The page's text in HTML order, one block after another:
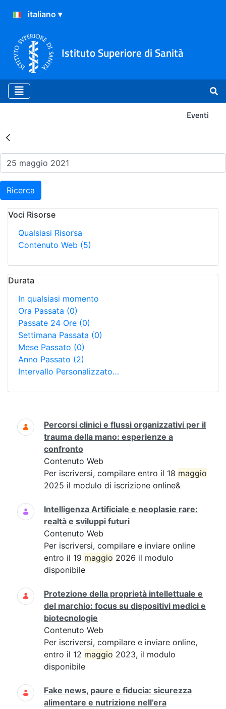
Istituto Superiore di Sanità
Eventi
Risultati della Ricerca -
Ricerca
Voci Risorse
Qualsiasi Risorsa
Contenuto Web (5)
Durata
In qualsiasi momento
Ora Passata (0)
Passate 24 Ore (0)
Settimana Passata (0)
Mese Passato (0)
Anno Passato (2)
Intervallo Personalizzato…
Ricerca
Percorsi clinici e flussi organizzativi per il
trauma della mano: esperienze a
confronto
Contenuto Web
Per iscriversi, compilare entro il 18 maggio
2025 il modulo di iscrizione online&
Intelligenza Artificiale e neoplasie rare:
realtà e sviluppi futuri
Contenuto Web
Per iscriversi, compilare e inviare online
entro il 19 maggio 2026 il modulo
disponibile
Protezione della proprietà intellettuale e
del marchio: focus su dispositivi medici e
biotecnologie
Contenuto Web
Per iscriversi, compilare e inviare online,
entro il 12 maggio 2023, il modulo
disponibile
Fake news, paure e fiducia: sicurezza
alimentare e nutrizione nell’era